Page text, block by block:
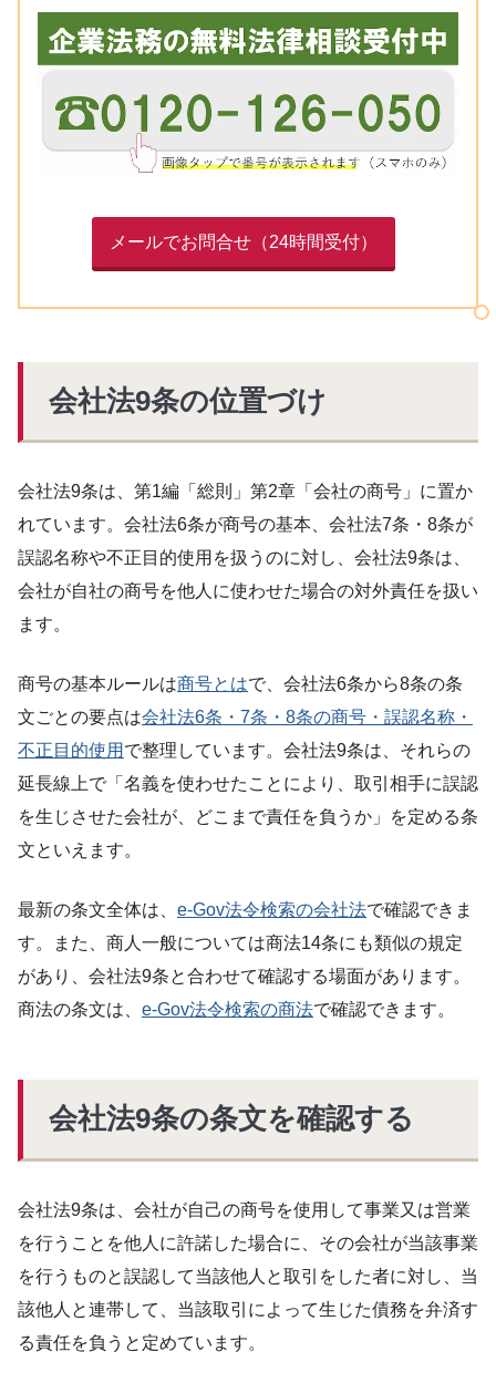
メールでお問合せ（24時間受付）
会社法9条の位置づけ
会社法9条は、第1編「総則」第2章「会社の商号」に置か
れています。会社法6条が商号の基本、会社法7条・8条が
誤認名称や不正目的使用を扱うのに対し、会社法9条は、
会社が自社の商号を他人に使わせた場合の対外責任を扱い
ます。
商号の基本ルールは商号とはで、会社法6条から8条の条
文ごとの要点は会社法6条・7条・8条の商号・誤認名称・
不正目的使用 で整理しています。会社法9条は、それらの
延長線上で「名義を使わせたことにより、取引相手に誤認
を生じさせた会社が、どこまで責任を負うか」を定める条
文といえます。
最新の条文全体は、 e-Gov法令検索の会社法で確認できま
す。また、商人一般については商法14条にも類似の規定
があり、会社法9条と合わせて確認する場面があります。
商法の条文は、 e-Gov法令検索の商法で確認できます。
会社法9条の条文を確認する
会社法9条は、会社が自己の商号を使用して事業又は営業
を行うことを他人に許諾した場合に、その会社が当該事業
を行うものと誤認して当該他人と取引をした者に対し、当
該他人と連帯して、当該取引によって生じた債務を弁済す
る責任を負うと定めています。